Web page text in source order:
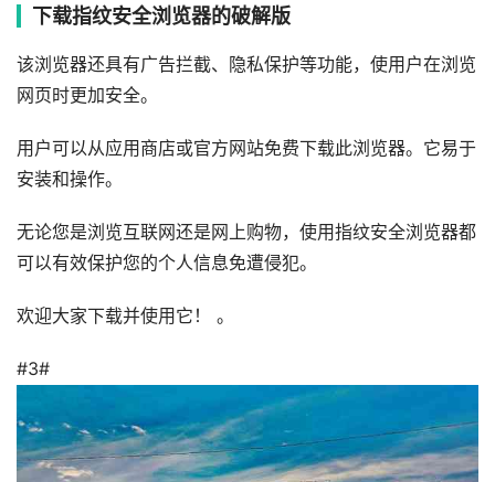
下载指纹安全浏览器的破解版
该浏览器还具有广告拦截、隐私保护等功能，使用户在浏览
网页时更加安全。
用户可以从应用商店或官方网站免费下载此浏览器。它易于
安装和操作。
无论您是浏览互联网还是网上购物，使用指纹安全浏览器都
可以有效保护您的个人信息免遭侵犯。
欢迎大家下载并使用它！ 。
#3#